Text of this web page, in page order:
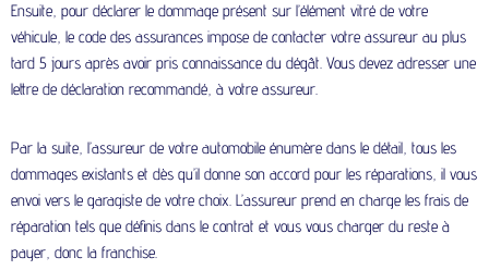
Ensuite, pour déclarer le dommage présent sur l’élément vitré de votre
véhicule, le code des assurances impose de contacter votre assureur au plus
tard 5 jours après avoir pris connaissance du dégât. Vous devez adresser une
lettre de déclaration recommandé, à votre assureur.
Par la suite, l’assureur de votre automobile énumère dans le détail, tous les
dommages existants et dès qu’il donne son accord pour les réparations, il vous
envoi vers le garagiste de votre choix. L’assureur prend en charge les frais de
réparation tels que définis dans le contrat et vous vous charger du reste à
payer, donc la franchise.